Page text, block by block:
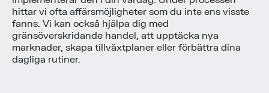
hittar vi ofta affärsmöjligheter som du inte ens visste
fanns. Vi kan också hjälpa dig med
gränsöverskridande handel, att upptäcka nya
marknader, skapa tillväxtplaner eller förbättra dina
dagliga rutiner.